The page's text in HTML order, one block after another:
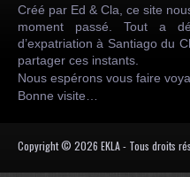
Créé par Ed & Cla, ce site
moment passé. Tout a
d’expatriation à Santiago du
partager ces instants.
Nous espérons vous faire
Bonne visite…
Copyright © 2026 EKLA - Tous droits